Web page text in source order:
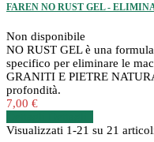
FAREN NO RUST GEL -
Non disponibile
NO RUST GEL è una
specifico per eliminare le
GRANITI E PIETRE
profondità.
7,00 €
Visualizzati 1-21 su 21